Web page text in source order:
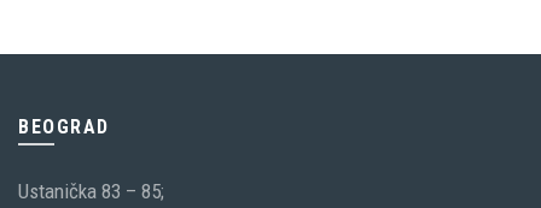
BEOGRAD
Ustanička 83 – 85;